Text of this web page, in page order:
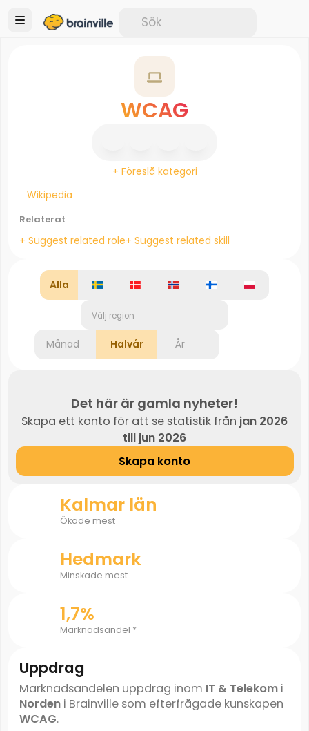
WCAG
+ Föreslå kategori
Wikipedia
Relaterat
+ Suggest related role+ Suggest related skill
Alla
Välj region
Månad Halvår År
Det här är gamla nyheter!
Skapa ett konto för att se statistik från jan 2026
till jun 2026
Skapa konto
Kalmar län
Ökade mest
Hedmark
Minskade mest
1,7%
Marknadsandel *
Uppdrag
Marknadsandelen uppdrag inom IT & Telekomi
Nordeni Brainville som efterfrågade kunskapen
WCAG.